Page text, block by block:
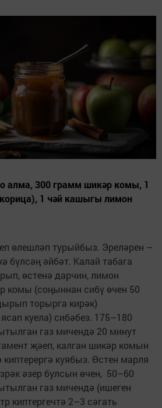
алма, 300 грамм шикәр комы, 1
1 чәй кашыгы лимон
өлешләп турыйбыз. Эреләрен –
бүлсәң әйбәт. Калай табага
өстенә дарчин, лимон
комы (соңыннан сибү өчен 50
торырга кирәк)
куела) сибәбез. 175–180
газ мичендә 20 минут
җәеп, калган шикәр комын
киптерергә куябыз. Өстен марля
әзер булсын өчен, 50–60
газ мичендә (ишеген
киптергечтә 2–3 сәгать